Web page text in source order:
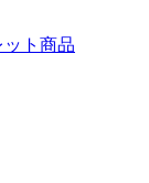
ット商品